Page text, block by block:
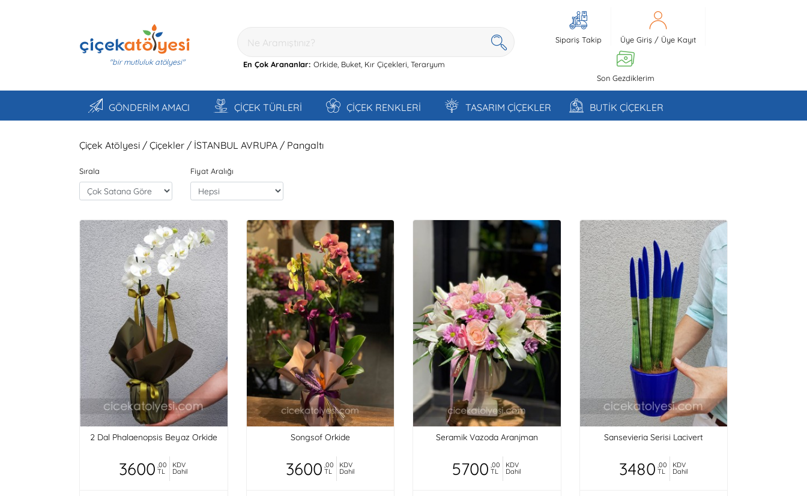
"bir mutluluk atölyesi" En Çok Arananlar: Orkide, Buket, Kır Çiçekleri, Teraryum
Sipariş Takip Üye Giriş/ Üye Kayıt
Son Gezdiklerim
GÖNDERİM AMACI ÇİÇEK TÜRLERİ ÇİÇEK RENKLERİ TASARIM ÇİÇEKLER BUTİK ÇİÇEKLER
Çiçek Atölyesi / Çiçekler / İSTANBUL AVRUPA / Pangaltı
Sırala Fiyat Aralığı
2 Dal Phalaenopsis Beyaz Orkide
3600 ,00
TL
KDV
Dahil
Songsof Orkide
3600 ,00
TL
KDV
Dahil
Seramik Vazoda Aranjman
5700 ,00
TL
KDV
Dahil
Sansevieria Serisi Lacivert
3480 ,00
TL
KDV
Dahil